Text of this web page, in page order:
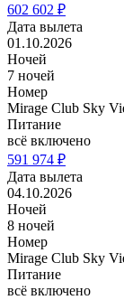
602 602 ₽
Дата вылета
01.10.2026
Ночей
7 ночей
Номер
Mirage Club Sky
Питание
всё включено
591 974 ₽
Дата вылета
04.10.2026
Ночей
8 ночей
Номер
Mirage Club Sky
Питание
всё включено